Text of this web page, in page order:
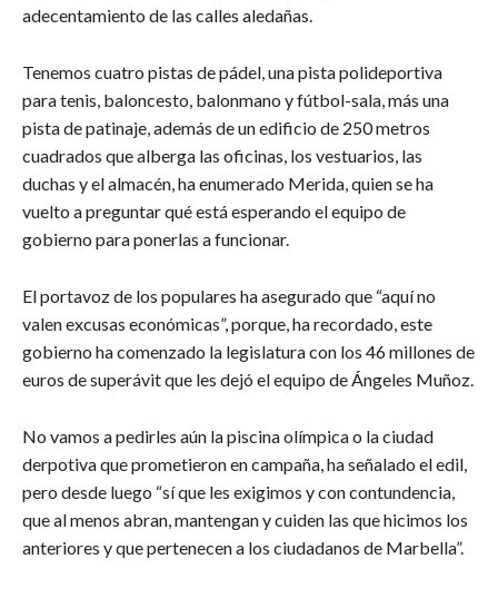
adecentamiento de las calles aledañas.
Tenemos cuatro pistas de pádel, una pista polideportiva
para tenis, baloncesto, balonmano y fútbol-sala, más una
pista de patinaje, además de un edificio de 250 metros
cuadrados que alberga las oficinas, los vestuarios, las
duchas y el almacén, ha enumerado Merida, quien se ha
vuelto a preguntar qué está esperando el equipo de
gobierno para ponerlas a funcionar.
El portavoz de los populares ha asegurado que “aquí no
valen excusas económicas”, porque, ha recordado, este
gobierno ha comenzado la legislatura con los 46 millones de
euros de superávit que les dejó el equipo de Ángeles Muñoz.
No vamos a pedirles aún la piscina olímpica o la ciudad
derpotiva que prometieron en campaña, ha señalado el edil,
pero desde luego “sí que les exigimos y con contundencia,
que al menos abran, mantengan y cuiden las que hicimos los
anteriores y que pertenecen a los ciudadanos de Marbella”.